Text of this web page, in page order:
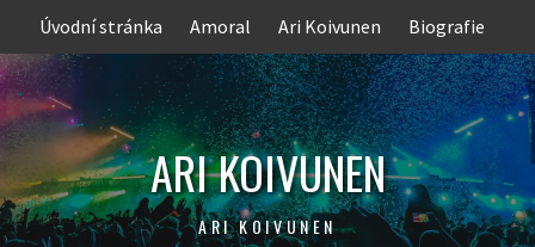
content
Úvodní stránka Amoral Ari Koivunen Biografie
ARI KOIVUNEN
ARI KOIVUNEN